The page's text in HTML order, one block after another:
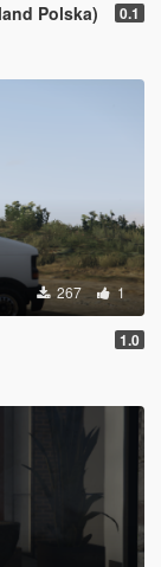
Polska) 0.1
267 1
1.0